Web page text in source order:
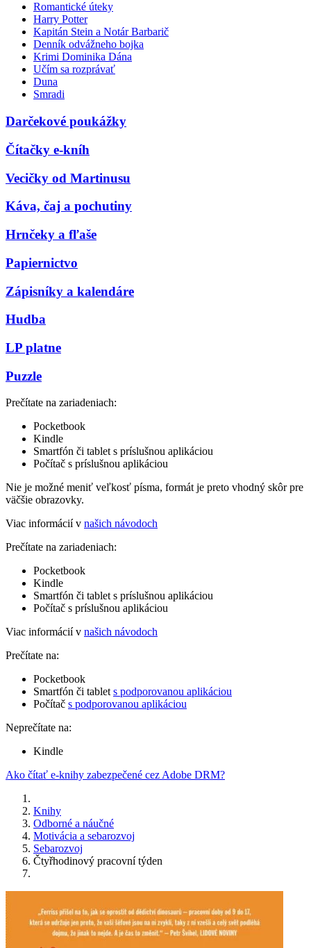
Romantické úteky
Harry Potter
Kapitán Stein a Notár Barbarič
Denník odvážneho bojka
Krimi Dominika Dána
Učím sa rozprávať
Duna
Smradi
Darčekové poukážky
Čítačky e-kníh
Vecičky od Martinusu
Káva, čaj a pochutiny
Hrnčeky a fľaše
Papiernictvo
Zápisníky a kalendáre
Hudba
LP platne
Puzzle
Prečítate na zariadeniach:
Pocketbook
Kindle
Smartfón či tablet s príslušnou aplikáciou
Počítač s príslušnou aplikáciou
Nie je možné meniť veľkosť písma, formát je preto vhodný skôr pre
väčšie obrazovky.
Viac informácií v našich návodoch
Prečítate na zariadeniach:
Pocketbook
Kindle
Smartfón či tablet s príslušnou aplikáciou
Počítač s príslušnou aplikáciou
Viac informácií v našich návodoch
Prečítate na:
Pocketbook
Smartfón či tablet s podporovanou aplikáciou
Počítač s podporovanou aplikáciou
Neprečítate na:
Kindle
Ako čítať e-knihy zabezpečené cez Adobe DRM?
Knihy
Odborné a náučné
Motivácia a sebarozvoj
Sebarozvoj
Čtyřhodinový pracovní týden